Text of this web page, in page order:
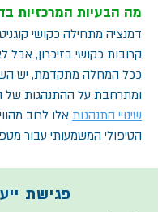
מה הבעיות המרכזיות
דמנציה מתחילה כקושי
קרובות כקושי בזיכרון, אבל
ככל המחלה מתקדמת, יש
ומתרחבת על ההתנהגות של
שינויי התנהגות אלו לרוב
הטיפולי המשמעותי עבור
פגישת